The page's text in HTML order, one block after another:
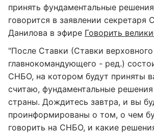
принять фундаментальные
говорится в заявлении секретаря
Данилова в эфире Говорить
"После Ставки (Ставки верховного
главнокомандующего - ред.)
СНБО, на котором будут приняты
считаю, фундаментальные
страны. Дождитесь завтра, и вы
проинформированы о том, о чем
говорить на СНБО, и какие